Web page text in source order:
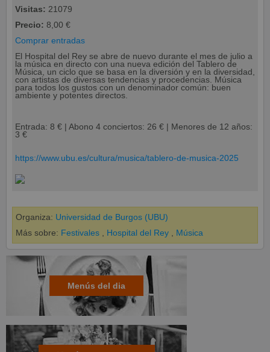
Visitas: 21079
Precio: 8,00 €
Comprar entradas
El Hospital del Rey se abre de nuevo durante el mes de julio a
la música en directo con una nueva edición del Tablero de
Música, un ciclo que se basa en la diversión y en la diversidad,
con artistas de diversas tendencias y procedencias. Música
para todos los gustos con un denominador común: buen
ambiente y potentes directos.
Entrada: 8 € | Abono 4 conciertos: 26 € | Menores de 12 años:
3 €
https://www.ubu.es/cultura/musica/tablero-de-musica-2025
Organiza: Universidad de Burgos (UBU)
Más sobre: Festivales Hospital del Rey Música
Menús del dia